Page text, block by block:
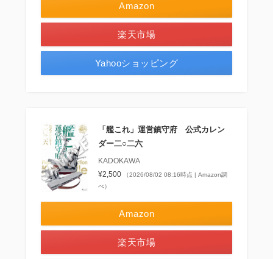
Amazon
楽天市場
Yahooショッピング
「艦これ」運営鎮守府 公式カレン
ダー二○二六
KADOKAWA
¥2,500
（2026/08/02 08:16時点 | Amazon調
べ）
Amazon
楽天市場